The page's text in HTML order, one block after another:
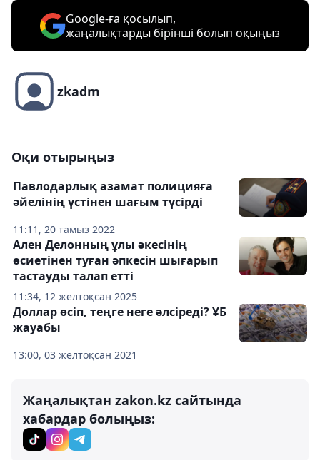
Google-ға қосылып,
жаңалықтарды бірінші болып оқыңыз
zkadm
Оқи отырыңыз
11:11, 20 тамыз 2022
Павлодарлық азамат полицияға
әйелінің үстінен шағым түсірді
11:34, 12 желтоқсан 2025
Ален Делонның ұлы әкесінің
өсиетінен туған әпкесін шығарып
тастауды талап етті
13:00, 03 желтоқсан 2021
Доллар өсіп, теңге неге әлсіреді? ҰБ
жауабы
Жаңалықтан zakon.kz сайтында
хабардар болыңыз: